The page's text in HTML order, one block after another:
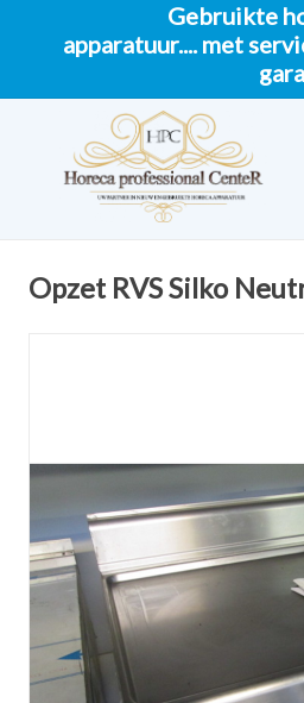
Gebruikte
apparatuur.... met
Opzet RVS Silko